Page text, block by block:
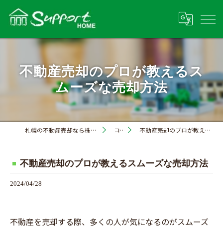
不動産売却のプロが教えるス
ムーズな売却方法
札幌の不動産売却なら株式会社サポートホーム コラム 不動産売却のプロが教えるスムーズな売却方法
不動産売却のプロが教えるスムーズな売却方法
2024/04/28
不動産を売却する際、多くの人が気になるのがスムーズ